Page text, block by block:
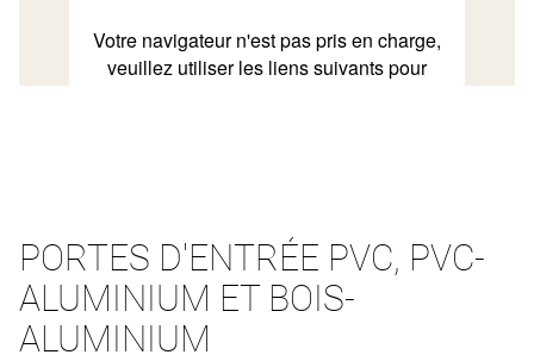
PORTES D'ENTRÉE PVC, PVC-
ALUMINIUM ET BOIS-
ALUMINIUM